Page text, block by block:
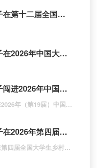
喜报 | 我校学子在第十二届全国大学生能源经济学术创意大赛新疆赛区荣获佳绩
喜报 | 我校学子在2026年中国大学生机械工程创新创意大赛新疆赛区中斩获佳绩
喜报 | 我校学子闯进2026年中国大学生计算机设计大赛总决赛
近日，我校学子在2026年（第19届）中国大学生计算机设计大赛新疆赛区斩获二等奖1项、三等奖1项的优异成绩。智造与信息学部的张鑫钰、李赵林如、骆宇倩、廖紫政、白璐同学，在贾致远、刘丹老师的指导下，凭借出色的作品在计算机音乐创作——歌曲类赛道中脱颖而出，荣获省级二等奖；资源与矿业学部的席嘉辉、杨洁然、安以轩同学，在王佳玮、李宏宇老师的指导下，于软件应用与开发——Web 应用与开发赛道中荣获省级三等奖。根据大赛规则，...
喜报 | 我校学子在2026年第四届全国大学生乡村国土空间价值提升规划设计大赛荣获新疆赛区一等奖
近日，我校学子在第四届全国大学生乡村国土空间价值提升规划设计大赛新疆赛区荣获新疆赛区一等奖。我校经济与管理学院刘文慧、闫子昂、赵敏同学和大数据与信息工程学院孙俊菲同学，在经济与管理学院刘芳圣等老师的指导下参赛，以扎实的专业技能和出色的设计方案，凭借《新疆维吾尔自治区乌鲁木齐市米东区长山子镇湖南村乡村国土空间价值提升规划设计方案》作品在疆内几十个队伍中脱颖而出，荣获新疆赛区一等奖。据悉，本次大赛积极响应国家乡村振兴战略，...